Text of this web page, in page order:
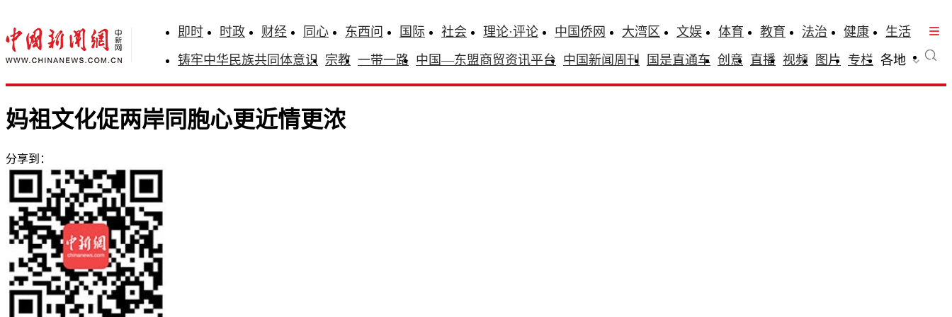
即时 时政 财经 同心 东西问 国际 社会 理论·评论 中国侨网 大湾区 文娱 体育 教育 法治 健康
生活
铸牢中华民族共同体意识 宗教 一带一路 中国—东盟商贸资讯平台 中国新闻周刊 国是直通车 创意 直播 视频 图片 专栏 各地
妈祖文化促两岸同胞心更近情更浓
分享到：